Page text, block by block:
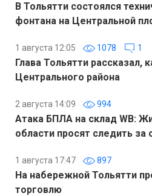
В Тольятти состоялся
фонтана на Центральной
1 августа 12:05 1078 1
Глава Тольятти рассказал,
Центрального района
2 августа 14:09 994
Атака БПЛА на склад WB:
области просят следить за
1 августа 17:47 897
На набережной Тольятти
торговлю